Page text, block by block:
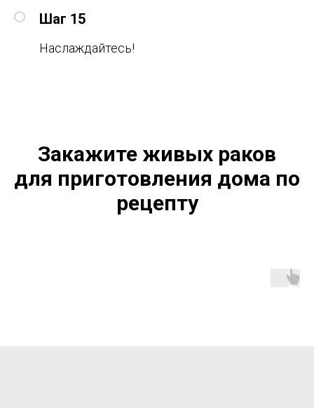
Шаг 15
Наслаждайтесь!
Закажите живых раков
для приготовления дома по
рецепту